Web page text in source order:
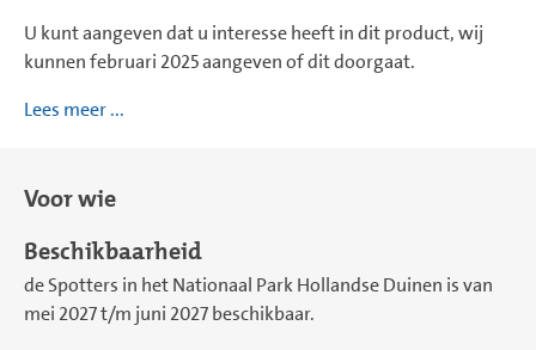
U kunt aangeven dat u interesse heeft in dit product, wij
kunnen februari 2025 aangeven of dit doorgaat.
Lees meer ...
Voor wie
Beschikbaarheid
de Spotters in het Nationaal Park Hollandse Duinen is van
mei 2027 t/m juni 2027 beschikbaar.